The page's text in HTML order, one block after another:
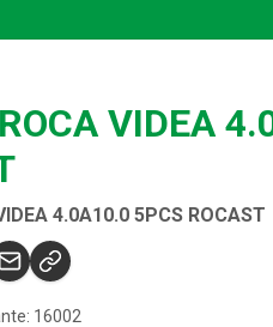
VIDEA
4.0A10.0 5PCS ROCAST
16002